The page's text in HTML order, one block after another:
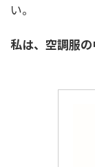
い。
私は、空調服の